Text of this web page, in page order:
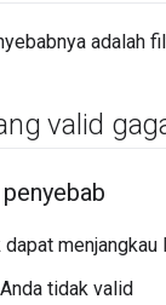
adalah
valid
menjangkau
tidak valid